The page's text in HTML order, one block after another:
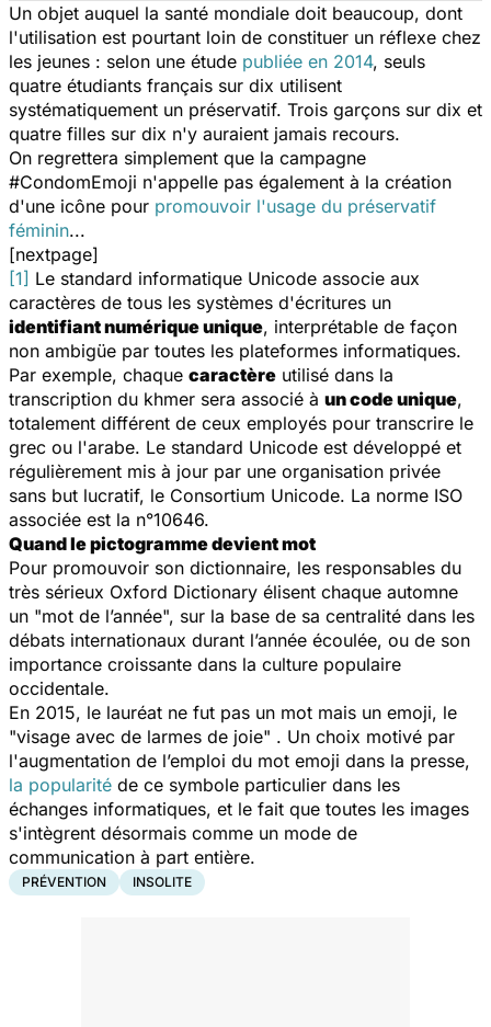
Un objet auquel la santé mondiale doit beaucoup, dont
l'utilisation est pourtant loin de constituer un réflexe chez
les jeunes : selon une étude publiée en 2014, seuls
quatre étudiants français sur dix utilisent
systématiquement un préservatif. Trois garçons sur dix et
quatre filles sur dix n'y auraient jamais recours.
On regrettera simplement que la campagne
#CondomEmoji n'appelle pas également à la création
d'une icône pour promouvoir l'usage du préservatif
féminin...
[nextpage]
[1] Le standard informatique Unicode associe aux
caractères de tous les systèmes d'écritures un
identifiant numérique unique, interprétable de façon
non ambigüe par toutes les plateformes informatiques.
Par exemple, chaque caractère utilisé dans la
transcription du khmer sera associé à un code unique,
totalement différent de ceux employés pour transcrire le
grec ou l'arabe. Le standard Unicode est développé et
régulièrement mis à jour par une organisation privée
sans but lucratif, le Consortium Unicode. La norme ISO
associée est la n°10646.
Quand le pictogramme devient mot
Pour promouvoir son dictionnaire, les responsables du
très sérieux Oxford Dictionary élisent chaque automne
un "mot de l’année", sur la base de sa centralité dans les
débats internationaux durant l’année écoulée, ou de son
importance croissante dans la culture populaire
occidentale.
En 2015, le lauréat ne fut pas un mot mais un emoji, le
"visage avec de larmes de joie" . Un choix motivé par
l'augmentation de l’emploi du mot emoji dans la presse,
la popularité de ce symbole particulier dans les
échanges informatiques, et le fait que toutes les images
s'intègrent désormais comme un mode de
communication à part entière.
PRÉVENTION INSOLITE